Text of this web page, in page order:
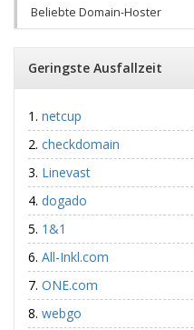
Beliebte Domain-Hoster
Geringste Ausfallzeit
netcup
checkdomain
Linevast
dogado
1&1
All-Inkl.com
ONE.com
webgo